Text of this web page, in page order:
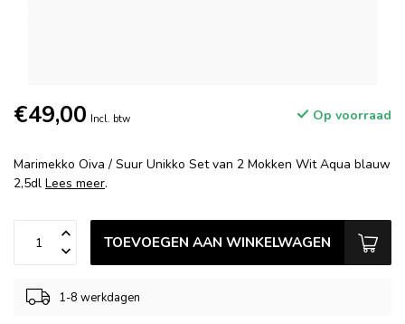
€49,00 Incl. btw Op voorraad
Marimekko Oiva / Suur Unikko Set van 2 Mokken Wit Aqua blauw
2,5dl Lees meer.
TOEVOEGEN AAN WINKELWAGEN
1-8 werkdagen